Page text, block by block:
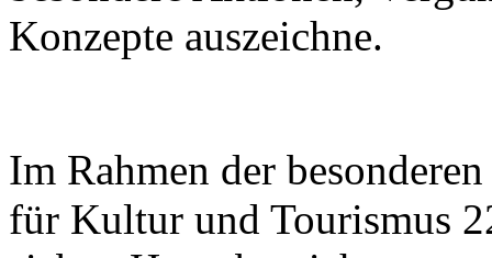
Konzepte auszeichne.
Im Rahmen der
für Kultur und Tourismus